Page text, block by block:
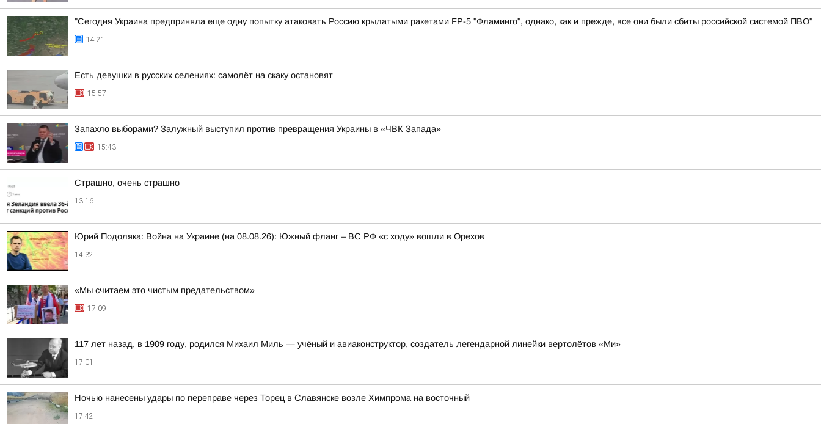
"Сегодня Украина предприняла еще одну попытку атаковать Россию крылатыми ракетами FP-5 "Фламинго", однако, как и прежде, все они были сбиты российской системой ПВО"
14:21
Есть девушки в русских селениях: самолёт на скаку остановят
15:57
Запахло выборами? Залужный выступил против превращения Украины в «ЧВК Запада»
15:43
Страшно, очень страшно
13:16
Юрий Подоляка: Война на Украине (на 08.08.26): Южный фланг – ВС РФ «с ходу» вошли в Орехов
14:32
«Мы считаем это чистым предательством»
17:09
117 лет назад, в 1909 году, родился Михаил Миль — учёный и авиаконструктор, создатель легендарной линейки вертолётов «Ми»
17:01
Ночью нанесены удары по переправе через Торец в Славянске возле Химпрома на восточный
17:42